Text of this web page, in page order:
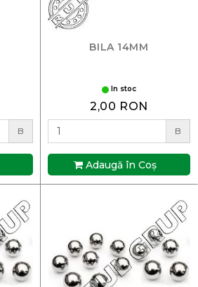
B
BILA 14MM
In stoc
2,00 RON
B
Adaugă în Coş